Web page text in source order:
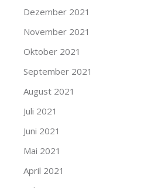
Dezember 2021
November 2021
Oktober 2021
September 2021
August 2021
Juli 2021
Juni 2021
Mai 2021
April 2021